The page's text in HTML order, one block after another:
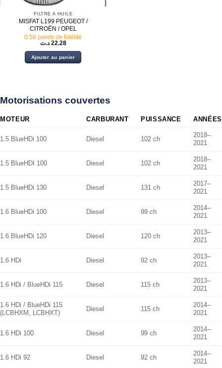
FILTRE À HUILE
MISFAT L199 PEUGEOT /
CITROËN / OPEL
0.56 points de fidélité
22.28 د.ت
Ajouter au panier
Motorisations couvertes
MOTEUR CARBURANT PUISSANCE ANNÉES
1.5 BlueHDi 100 Diesel 102 ch
2018–
2021
1.5 BlueHDI 100 Diesel 102 ch
2018–
2021
1.5 BlueHDi 130 Diesel 131 ch
2017–
2021
1.6 BlueHDi 100 Diesel 99 ch
2014–
2021
1.6 BlueHDi 120 Diesel 120 ch
2013–
2021
1.6 HDi Diesel 92 ch
2013–
2021
1.6 HDi / BlueHDi 115 Diesel 115 ch
2013–
2021
1.6 HDi / BlueHDi 115
(LCBHXM, LCBHXT)
Diesel 115 ch
2014–
2021
1.6 HDi 100 Diesel 99 ch
2014–
2021
1.6 HDi 92 Diesel 92 ch
2014–
2021